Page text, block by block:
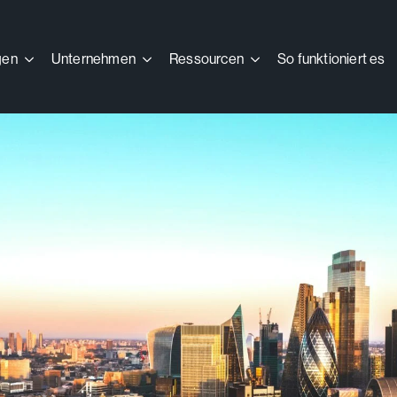
Unternehmen Ressourcen So funktioniert es
Unternehmen Ressourcen So funktioniert es